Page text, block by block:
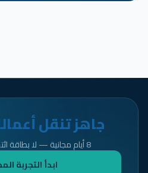
جاهز تنقل
8 أيام مجانية — لا بطاقة ائتمانية — لا التزامات
ابدأ التجربة